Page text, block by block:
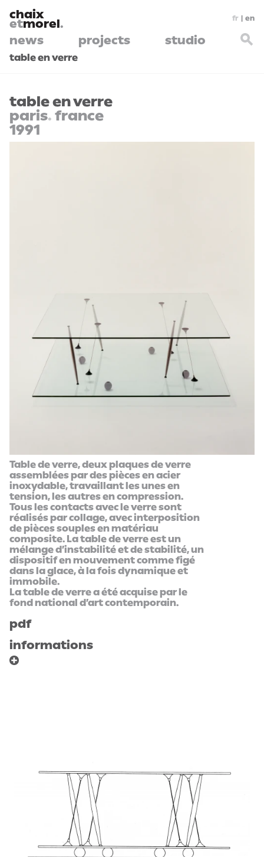
chaix
etmorel.
news
projects studio
fr en
table en verre
table en verre
paris. france
1991
Table de verre, deux plaques de verre
assemblées par des pièces en acier
inoxydable, travaillant les unes en
tension, les autres en compression.
Tous les contacts avec le verre sont
réalisés par collage, avec interposition
de pièces souples en matériau
composite. La table de verre est un
mélange d’instabilité et de stabilité, un
dispositif en mouvement comme figé
dans la glace, à la fois dynamique et
immobile.
La table de verre a été acquise par le
fond national d’art contemporain.
pdf
informations